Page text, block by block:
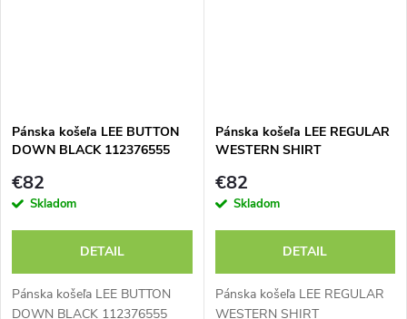
Pánska košeľa LEE BUTTON
DOWN BLACK 112376555
€82
Skladom
DETAIL
Pánska košeľa LEE BUTTON
DOWN BLACK 112376555
Pánska košeľa LEE REGULAR
WESTERN SHIRT
€82
Skladom
DETAIL
Pánska košeľa LEE REGULAR
WESTERN SHIRT